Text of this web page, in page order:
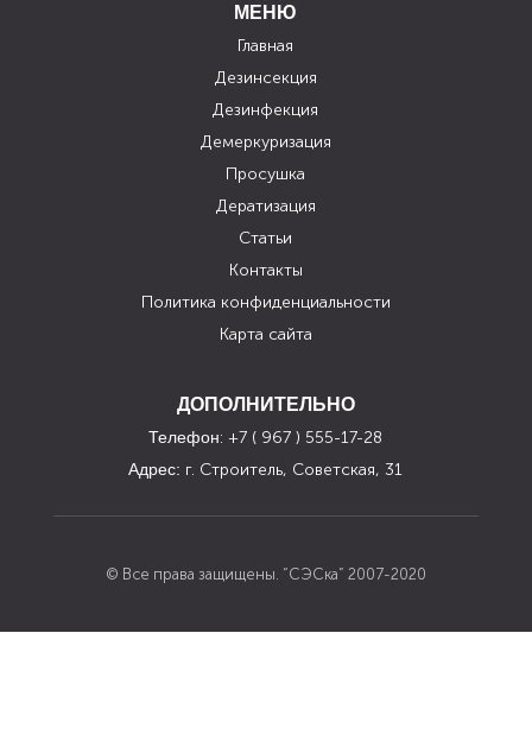
МЕНЮ
Главная
Дезинсекция
Дезинфекция
Демеркуризация
Просушка
Дератизация
Статьи
Контакты
Политика конфиденциальности
Карта сайта
ДОПОЛНИТЕЛЬНО
Телефон: +7 ( 967 ) 555-17-28
Адрес: г. Строитель, Советская, 31
© Все права защищены. “СЭСка” 2007-2020